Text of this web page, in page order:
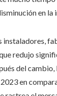
en la
instaladores,
redujo
del
en